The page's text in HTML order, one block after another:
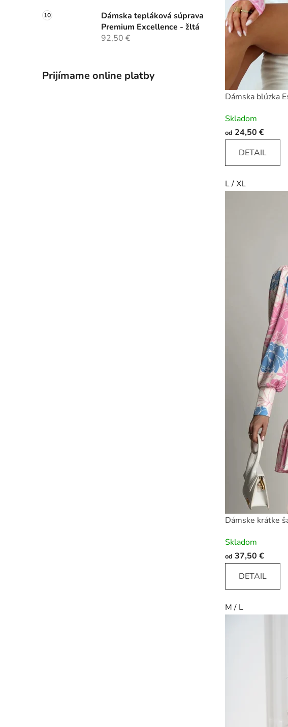
Dámska tepláková súprava
Premium Excellence - žltá
92,50 €
Prijímame online platby
e
č
í
m
Dámska blúzka
Skladom
od 24,50 €
DETAIL
L / XL
Dámske krátke
Skladom
od 37,50 €
DETAIL
M / L